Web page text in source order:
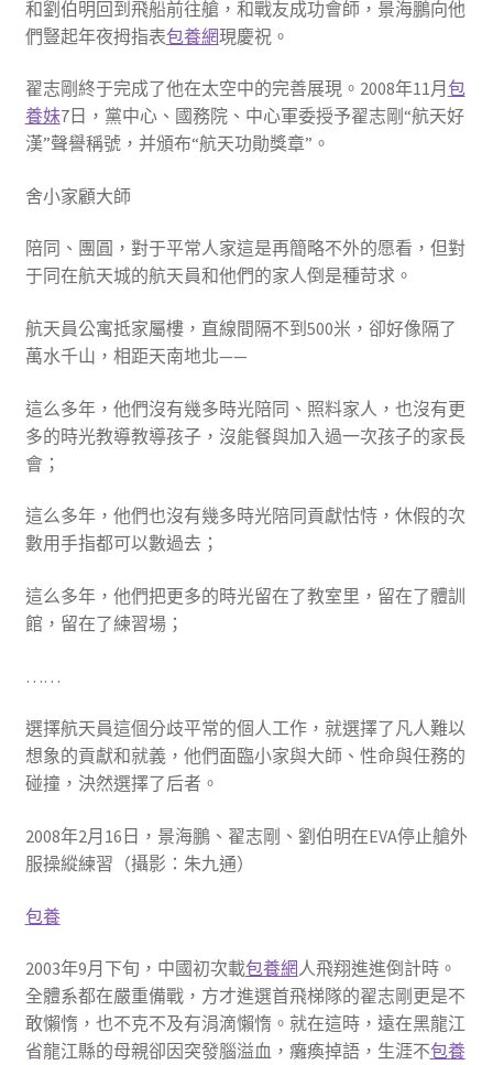
和劉伯明回到飛船前往艙，和戰友成功會師，景海鵬向他
們豎起年夜拇指表包養網現慶祝。
翟志剛終于完成了他在太空中的完善展現。2008年11月 包
養妹7日，黨中心、國務院、中心軍委授予翟志剛“航天好
漢”聲譽稱號，并頒布“航天功勛獎章”。
舍小家顧大師
陪同、團圓，對于平常人家這是再簡略不外的愿看，但對
于同在航天城的航天員和他們的家人倒是種苛求。
航天員公寓抵家屬樓，直線間隔不到500米，卻好像隔了
萬水千山，相距天南地北——
這么多年，他們沒有幾多時光陪同、照料家人，也沒有更
多的時光教導教導孩子，沒能餐與加入過一次孩子的家長
會；
這么多年，他們也沒有幾多時光陪同貢獻怙恃，休假的次
數用手指都可以數過去；
這么多年，他們把更多的時光留在了教室里，留在了體訓
館，留在了練習場；
……
選擇航天員這個分歧平常的個人工作，就選擇了凡人難以
想象的貢獻和就義，他們面臨小家與大師、性命與任務的
碰撞，決然選擇了后者。
2008年2月16日，景海鵬、翟志剛、劉伯明在EVA停止艙外
服操縱練習（攝影：朱九通）
包養
2003年9月下旬，中國初次載包養網人飛翔進進倒計時。
全體系都在嚴重備戰，方才進選首飛梯隊的翟志剛更是不
敢懶惰，也不克不及有涓滴懶惰。就在這時，遠在黑龍江
省龍江縣的母親卻因突發腦溢血，癱瘓掉語，生涯不包養